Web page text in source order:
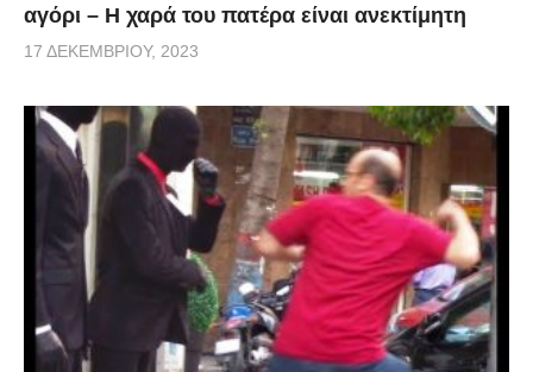
αγόρι – Η χαρά του πατέρα είναι ανεκτίμητη
17 ΔΕΚΕΜΒΡΊΟΥ, 2023